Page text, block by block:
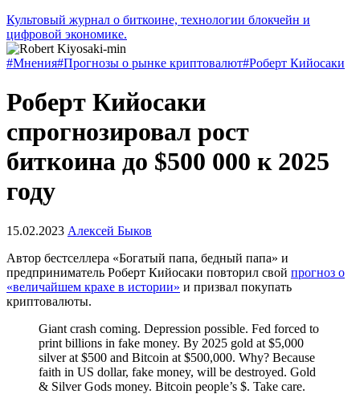
Культовый журнал о биткоине, технологии блокчейн и
цифровой экономике.
#Мнения#Прогнозы о рынке криптовалют#Роберт Кийосаки
Роберт Кийосаки
спрогнозировал рост
биткоина до $500 000 к 2025
году
15.02.2023 Алексей Быков
Автор бестселлера «Богатый папа, бедный папа» и
предприниматель Роберт Кийосаки повторил свой прогноз о
«величайшем крахе в истории» и призвал покупать
криптовалюты.
Giant crash coming. Depression possible. Fed forced to
print billions in fake money. By 2025 gold at $5,000
silver at $500 and Bitcoin at $500,000. Why? Because
faith in US dollar, fake money, will be destroyed. Gold
& Silver Gods money. Bitcoin people’s $. Take care.